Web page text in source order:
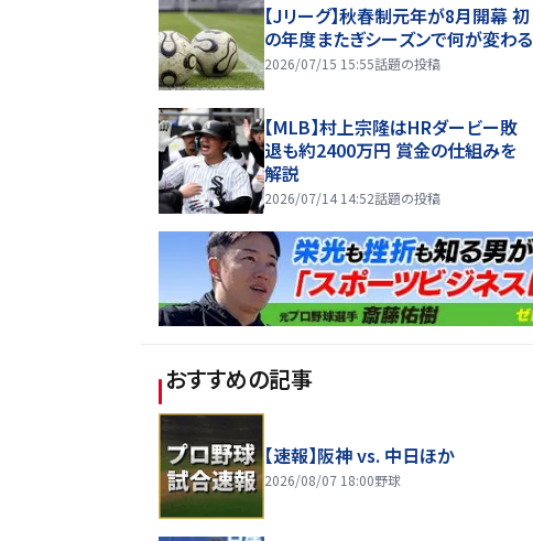
【Jリーグ】秋春制元年が8月開幕 初
の年度またぎシーズンで何が変わる
2026/07/15 15:55話題の投稿
【MLB】村上宗隆はHRダービー敗
退も約2400万円 賞金の仕組みを
解説
2026/07/14 14:52話題の投稿
おすすめの記事
【速報】阪神 vs. 中日ほか
2026/08/07 18:00野球